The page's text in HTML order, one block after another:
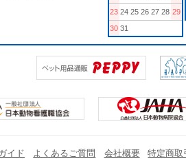
23 24 25 26 27 28 29
30 31
イド よくあるご質問 会社概要 特定商取